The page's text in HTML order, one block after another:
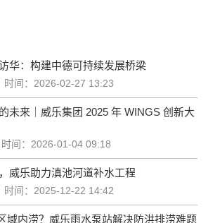
华：构建中德可持续发展桥梁
时间：2026-02-27 13:23
未来｜威乐集团 2025 年 WINGS 创新大
时间：2026-01-04 09:18
威乐助力滇池河道补水工程
时间：2025-12-22 14:42
域内涝？威乐雨水泵站解决防洪排涝难题